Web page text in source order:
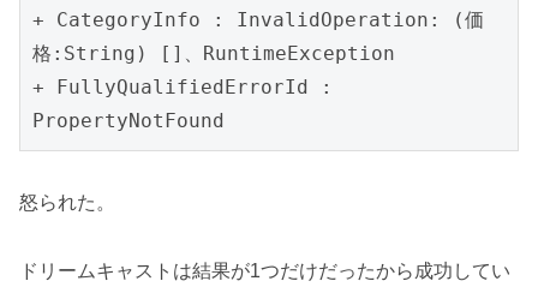
+ CategoryInfo : InvalidOperation: (価
格:String) []、RuntimeException
+ FullyQualifiedErrorId :
PropertyNotFound
怒られた。
ドリームキャストは結果が1つだけだったから成功してい